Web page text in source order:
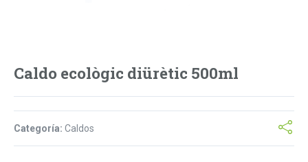
Caldo ecològic diürètic 500ml
Categoría: Caldos